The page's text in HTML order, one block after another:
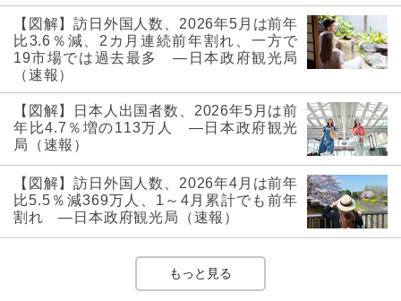
【図解】訪日外国人数、2026年5月は前年
比3.6％減、2カ月連続前年割れ、一方で
19市場では過去最多 ―日本政府観光局
（速報）
【図解】日本人出国者数、2026年5月は前
年比4.7％増の113万人 ―日本政府観光
局（速報）
【図解】訪日外国人数、2026年4月は前年
比5.5％減369万人、1～4月累計でも前年
割れ ―日本政府観光局（速報）
もっと見る